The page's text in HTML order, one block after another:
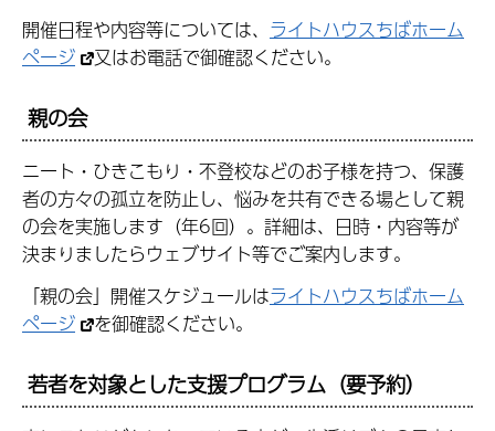
開催日程や内容等については、 ライトハウスちばホーム
ページ
又はお電話で御確認ください。
親の会
ニート・ひきこもり・不登校などのお子様を持つ、保護
者の方々の孤立を防止し、悩みを共有できる場として親
の会を実施します（年6回）。詳細は、日時・内容等が
決まりましたらウェブサイト等でご案内します。
「親の会」開催スケジュールはライトハウスちばホーム
ページ
を御確認ください。
若者を対象とした支援プログラム（要予約）